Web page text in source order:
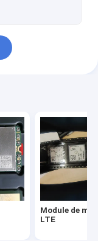
Module de
LTE